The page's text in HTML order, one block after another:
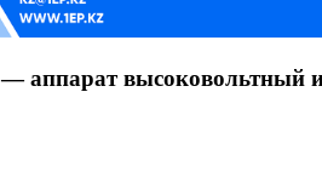
высоковольтный